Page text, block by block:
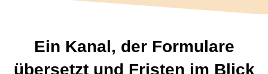
Ein Kanal, der Formulare
übersetzt und Fristen im Blick